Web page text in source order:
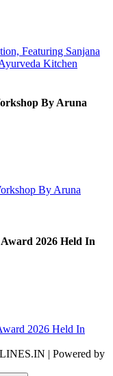
By Aruna
2026 Held In
| Powered by